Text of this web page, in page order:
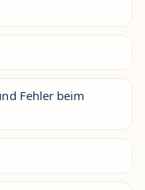
Fehler beim